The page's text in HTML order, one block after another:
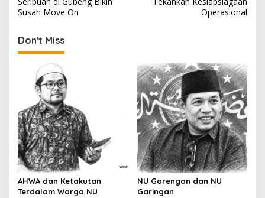
s
t
n
a
g
a
t
i
o
n
Susah Move On
Operasional
Don't Miss
AHWA dan Ketakutan
Terdalam Warga NU
NU Gorengan dan NU
Garingan